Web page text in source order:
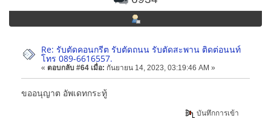
Re: รับตัดคอนกรีต รับตัดถนน รับตัดสะพาน ติดต่อนนท์
โทร 089-6616557.
« ตอบกลับ #64 เมื่อ: กันยายน 14, 2023, 03:19:46 AM »
ขออนุญาต อัพเดทกระทู้
บันทึกการเข้า